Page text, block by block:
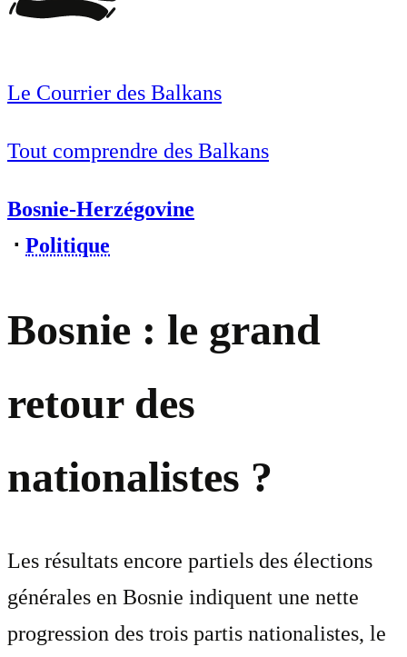
Le Courrier des Balkans
Tout comprendre des Balkans
Bosnie-Herzégovine
⋅ Politique
Bosnie : le grand
retour des
nationalistes ?
Les résultats encore partiels des élections
générales en Bosnie indiquent une nette
progression des trois partis nationalistes, le